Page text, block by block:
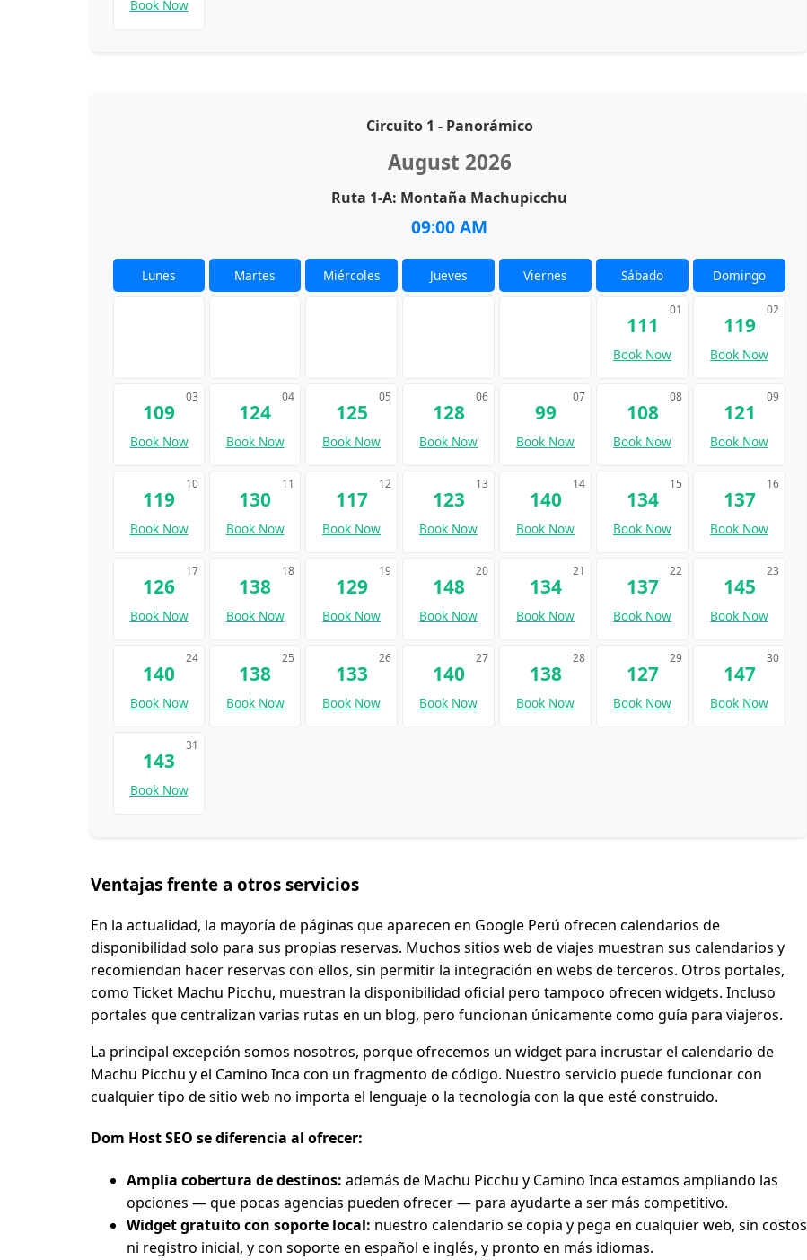
Book Now
Circuito 1 - Panorámico
August 2026
Ruta 1-A: Montaña Machupicchu
09:00 AM
Lunes Martes Miércoles Jueves Viernes Sábado Domingo
111
01
Book Now
119
02
Book Now
109
03
Book Now
124
04
Book Now
125
05
Book Now
128
06
Book Now
99
07
Book Now
108
08
Book Now
121
09
Book Now
119
10
Book Now
130
11
Book Now
117
12
Book Now
123
13
Book Now
140
14
Book Now
134
15
Book Now
137
16
Book Now
126
17
Book Now
138
18
Book Now
129
19
Book Now
148
20
Book Now
134
21
Book Now
137
22
Book Now
145
23
Book Now
140
24
Book Now
138
25
Book Now
133
26
Book Now
140
27
Book Now
138
28
Book Now
127
29
Book Now
147
30
Book Now
143
31
Book Now
Ventajas frente a otros servicios
En la actualidad, la mayoría de páginas que aparecen en Google Perú ofrecen calendarios de
disponibilidad solo para sus propias reservas. Muchos sitios web de viajes muestran sus calendarios y
recomiendan hacer reservas con ellos, sin permitir la integración en webs de terceros. Otros portales,
como Ticket Machu Picchu, muestran la disponibilidad oficial pero tampoco ofrecen widgets. Incluso
portales que centralizan varias rutas en un blog, pero funcionan únicamente como guía para viajeros.
La principal excepción somos nosotros, porque ofrecemos un widget para incrustar el calendario de
Machu Picchu y el Camino Inca con un fragmento de código. Nuestro servicio puede funcionar con
cualquier tipo de sitio web no importa el lenguaje o la tecnología con la que esté construido.
Dom Host SEO se diferencia al ofrecer:
Amplia cobertura de destinos: además de Machu Picchu y Camino Inca estamos ampliando las
opciones — que pocas agencias pueden ofrecer — para ayudarte a ser más competitivo.
Widget gratuito con soporte local: nuestro calendario se copia y pega en cualquier web, sin costos
ni registro inicial, y con soporte en español e inglés, y pronto en más idiomas.